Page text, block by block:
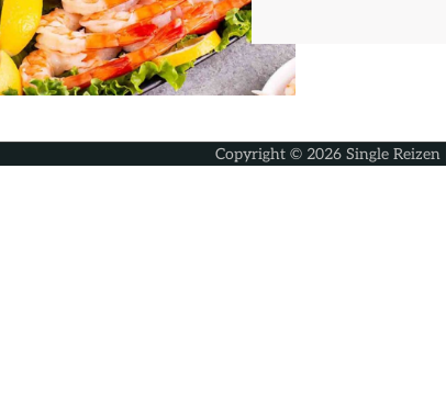
Copyright © 2026 Single Reizen